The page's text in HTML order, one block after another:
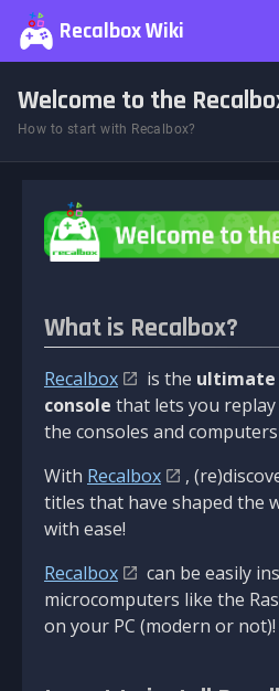
Recalbox Wiki
Welcome to the
How to start with Recalbox?
What is Recalbox?
Recalbox is the ultimate
console that lets you
the consoles and
With Recalbox
,
titles that have shaped the
with ease!
Recalbox
can be easily
microcomputers like the
on your PC (modern or not)!